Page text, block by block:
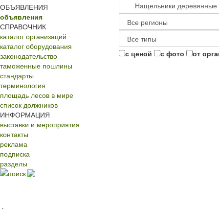
ОБЪЯВЛЕНИЯ
объявления
СПРАВОЧНИК
каталог организаций
каталог оборудования
законодательство
таможенные пошлины
стандарты
терминология
площадь лесов в мире
список должников
ИНФОРМАЦИЯ
выставки и мероприятия
контакты
реклама
подписка
разделы
поиск
с ценой с фото от